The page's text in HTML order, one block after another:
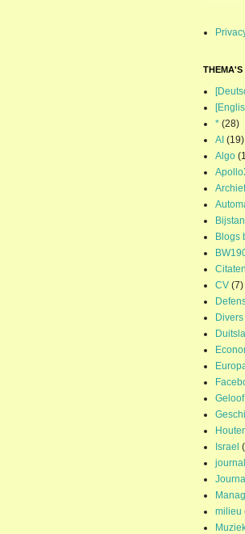
THEMA'S
* (28)
AI (19)
Algo
Blogs
CV (7)
Divers
Geloof
Israel
milieu